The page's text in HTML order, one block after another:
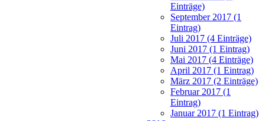
Einträge)
September 2017 (1
Eintrag)
Juli 2017 (4 Einträge)
Juni 2017 (1 Eintrag)
Mai 2017 (4 Einträge)
April 2017 (1 Eintrag)
März 2017 (2 Einträge)
Februar 2017 (1
Eintrag)
Januar 2017 (1 Eintrag)